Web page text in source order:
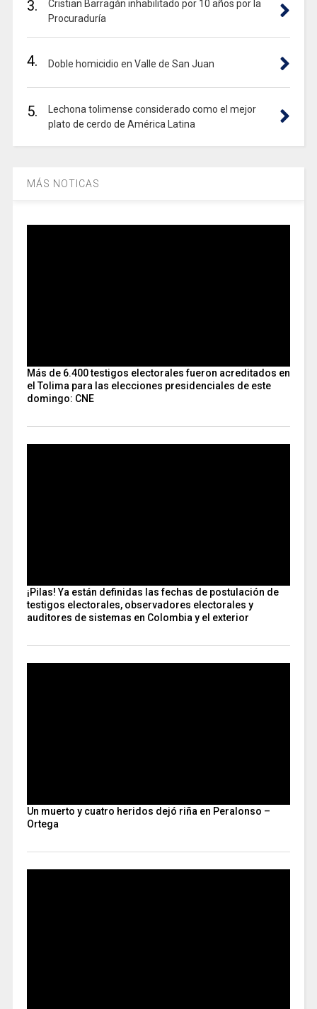
3.
Cristian Barragán inhabilitado por 10 años por la
Procuraduría
4. Doble homicidio en Valle de San Juan
5.
Lechona tolimense considerado como el mejor
plato de cerdo de América Latina
MÁS NOTICAS
Más de 6.400 testigos electorales fueron acreditados en
el Tolima para las elecciones presidenciales de este
domingo: CNE
¡Pilas! Ya están definidas las fechas de postulación de
testigos electorales, observadores electorales y
auditores de sistemas en Colombia y el exterior
Un muerto y cuatro heridos dejó riña en Peralonso –
Ortega